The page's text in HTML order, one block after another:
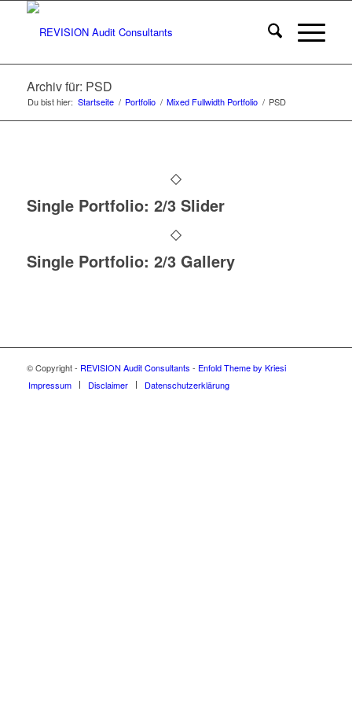
Archiv für: PSD
Du bist hier: Startseite / Portfolio / Mixed Fullwidth Portfolio / PSD
Single Portfolio: 2/3 Slider
Single Portfolio: 2/3 Gallery
© Copyright - REVISION Audit Consultants - Enfold Theme by Kriesi
Impressum
Disclaimer Datenschutzerklärung